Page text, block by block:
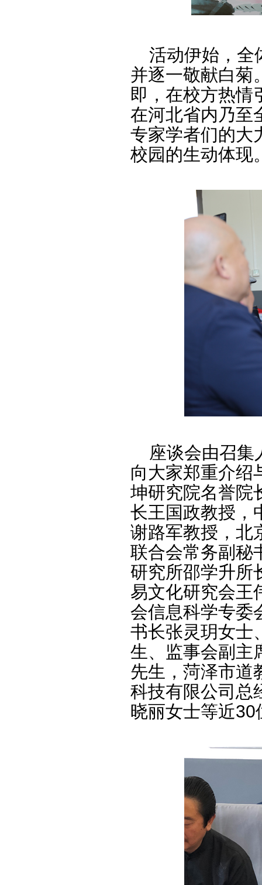
活动伊始，全
并逐一敬献白菊
即，在校方热情
在河北省内乃至
专家学者们的大
校园的生动体现
座谈会由召集
向大家郑重介绍
坤研究院名誉院
长王国政教授，
谢路军教授，北
联合会常务副秘
研究所邵学升所
易文化研究会王
会信息科学专委
书长张灵玥女士
生、监事会副主
先生，菏泽市道
科技有限公司总
晓丽女士等近